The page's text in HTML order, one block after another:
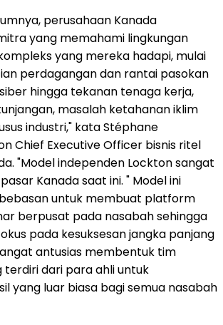
perusahaan Kanada
yang memahami lingkungan
yang mereka hadapi, mulai
perdagangan dan rantai pasokan
hingga tekanan tenaga kerja,
masalah ketahanan iklim
industri," kata Stéphane
Chief Executive Officer bisnis ritel
"Model independen Lockton sangat
Kanada saat ini. " Model ini
untuk membuat platform
berpusat pada nasabah sehingga
pada kesuksesan jangka panjang
antusias membentuk tim
dari para ahli untuk
yang luar biasa bagi semua nasabah